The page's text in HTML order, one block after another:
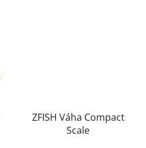
ZFISH Váha Compact
Scale